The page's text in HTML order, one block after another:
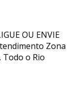
OU ENVIE
Zona
Todo o Rio